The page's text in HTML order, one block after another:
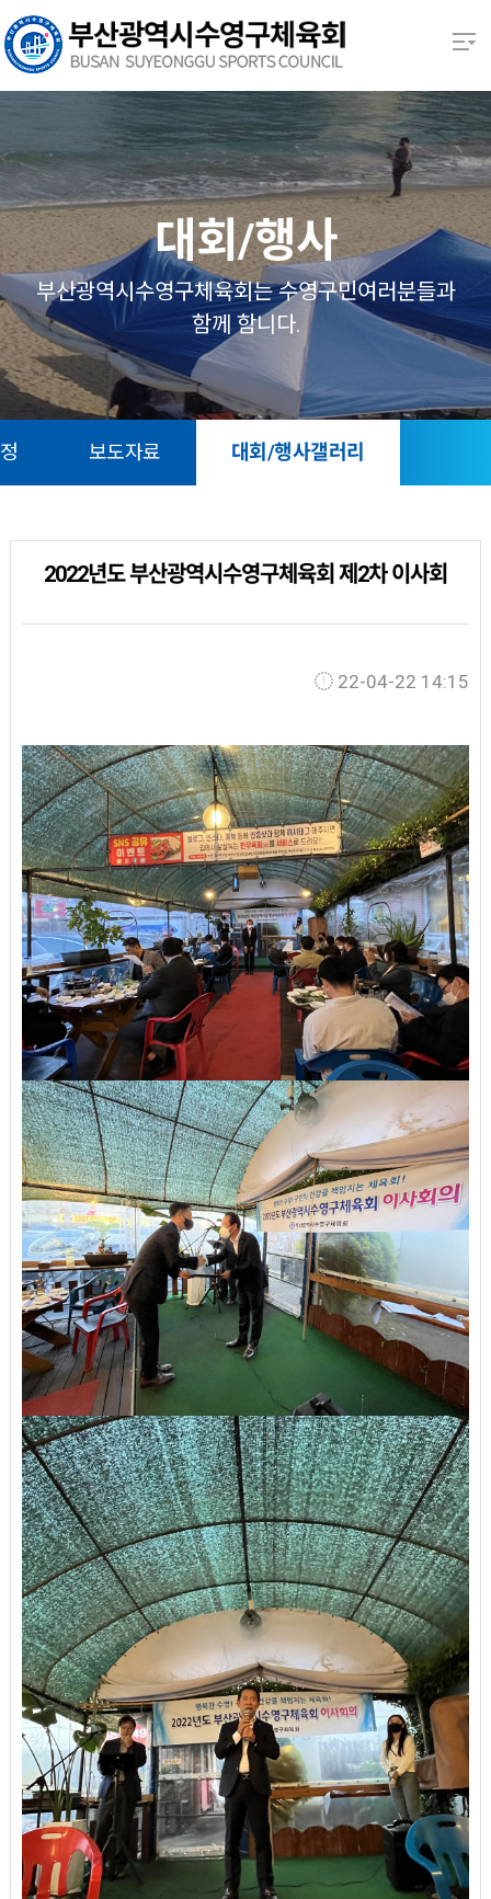
본문 바로가기
열기
열기
열기
열기
열기
대회/행사
부산광역시수영구체육회는 수영구민여러분들과
함께 함니다.
보도자료 대회/행사갤러리
2022년도 부산광역시수영구체육회 제2차 이사회
22-04-22 14:15